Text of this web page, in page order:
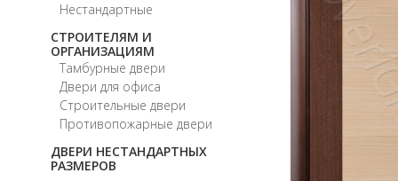
Нестандартные
СТРОИТЕЛЯМ И
ОРГАНИЗАЦИЯМ
Тамбурные двери
Двери для офиса
Строительные двери
Противопожарные двери
ДВЕРИ НЕСТАНДАРТНЫХ
РАЗМЕРОВ